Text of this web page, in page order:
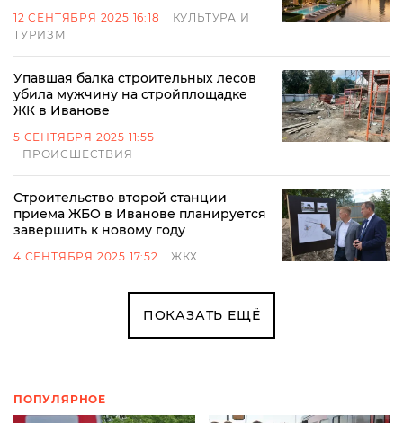
12 СЕНТЯБРЯ 2025 16:18
КУЛЬТУРА И
ТУРИЗМ
Упавшая балка строительных лесов
убила мужчину на стройплощадке
ЖК в Иванове
5 СЕНТЯБРЯ 2025 11:55
ПРОИСШЕСТВИЯ
Строительство второй станции
приема ЖБО в Иванове планируется
завершить к новому году
4 СЕНТЯБРЯ 2025 17:52 ЖКХ
ПОКАЗАТЬ ЕЩЁ
ПОПУЛЯРНОЕ